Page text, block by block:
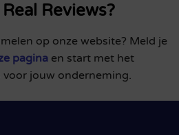
Reviews?
op onze website? Meld je
pagina en start met het
voor jouw onderneming.